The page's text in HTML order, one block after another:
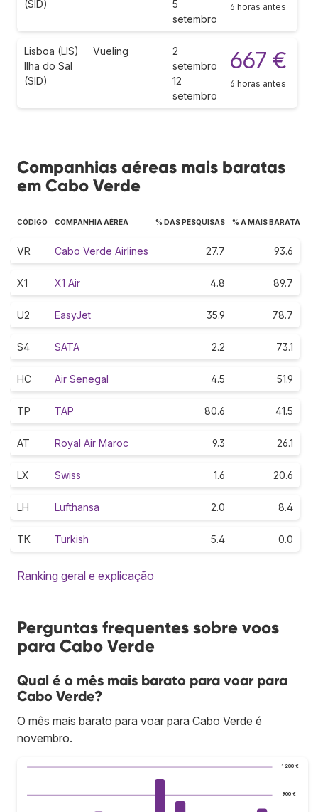
(SID)
5
setembro
6 horas antes
Lisboa (LIS)
Ilha do Sal
(SID)
Vueling
2
setembro
12
setembro
667 €
6 horas antes
Companhias aéreas mais baratas
em Cabo Verde
CÓDIGO COMPANHIA AÉREA % DAS PESQUISAS % A MAIS BARATA
VR Cabo Verde Airlines 27.7 93.6
X1 X1 Air 4.8 89.7
U2 EasyJet 35.9 78.7
S4 SATA 2.2 73.1
HC Air Senegal 4.5 51.9
TP TAP 80.6 41.5
AT Royal Air Maroc 9.3 26.1
LX Swiss 1.6 20.6
LH Lufthansa 2.0 8.4
TK Turkish 5.4 0.0
Ranking geral e explicação
Perguntas frequentes sobre voos
para Cabo Verde
Qual é o mês mais barato para voar para
Cabo Verde?
O mês mais barato para voar para Cabo Verde é
novembro.
900 €
1 200 €